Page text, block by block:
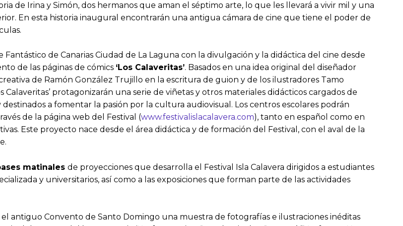
de Irina y Simón, dos hermanos que aman el séptimo arte, lo que les llevará a vivir mil y una
En esta historia inaugural encontrarán una antigua cámara de cine que tiene el poder de
de Canarias Ciudad de La Laguna con la divulgación y la didáctica del cine desde
de las páginas de cómics ‘Los Calaveritas’. Basados en una idea original del diseñador
de Ramón González Trujillo en la escritura de guion y de los ilustradores Tamo
Calaveritas’ protagonizarán una serie de viñetas y otros materiales didácticos cargados de
a fomentar la pasión por la cultura audiovisual. Los centros escolares podrán
de la página web del Festival (www.festivalislacalavera.com), tanto en español como en
Este proyecto nace desde el área didáctica y de formación del Festival, con el aval de la
matinales de proyecciones que desarrolla el Festival Isla Calavera dirigidos a estudiantes
y universitarios, así como a las exposiciones que forman parte de las actividades
el antiguo Convento de Santo Domingo una muestra de fotografías e ilustraciones inéditas